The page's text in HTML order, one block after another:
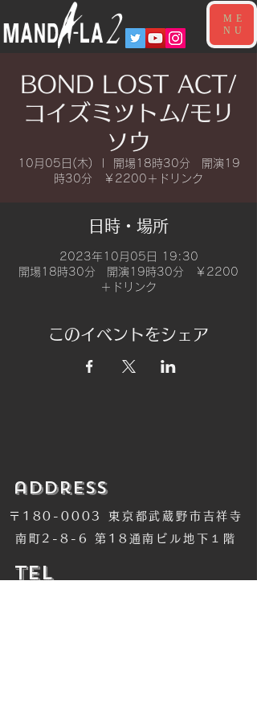
ME
NU
BOND LOST ACT/
コイズミツトム/モリ
ソウ
10月05日(木)
開場18時30分 開演19
時30分 ￥2200＋ドリンク
日時・場所
2023年10月05日 19:30
開場18時30分 開演19時30分 ￥2200
＋ドリンク
このイベントをシェア
​address
〒180-0003 東京都武蔵野市吉祥寺
南町2-8-6 第18通南ビル地下１階
​TEL